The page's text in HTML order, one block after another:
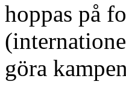
hoppas på
göra